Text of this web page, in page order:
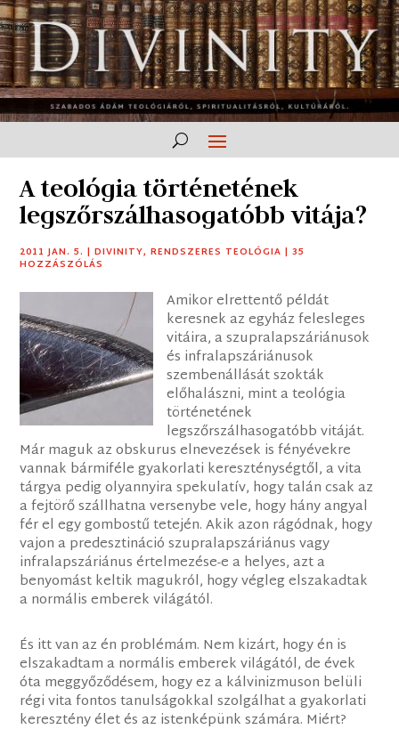
A teológia történetének
legszőrszálhasogatóbb vitája?
2011 JAN. 5. |DIVINITY,RENDSZERES TEOLÓGIA |35
HOZZÁSZÓLÁS
Amikor elrettentő példát
keresnek az egyház felesleges
vitáira, a szupralapszáriánusok
és infralapszáriánusok
szembenállását szokták
előhalászni, mint a teológia
történetének
legszőrszálhasogatóbb vitáját.
Már maguk az obskurus elnevezések is fényévekre
vannak bármiféle gyakorlati kereszténységtől, a vita
tárgya pedig olyannyira spekulatív, hogy talán csak az
a fejtörő szállhatna versenybe vele, hogy hány angyal
fér el egy gombostű tetején. Akik azon rágódnak, hogy
vajon a predesztináció szupralapszáriánus vagy
infralapszáriánus értelmezése-e a helyes, azt a
benyomást keltik magukról, hogy végleg elszakadtak
a normális emberek világától.
És itt van az én problémám. Nem kizárt, hogy én is
elszakadtam a normális emberek világától, de évek
óta meggyőződésem, hogy ez a kálvinizmuson belüli
régi vita fontos tanulságokkal szolgálhat a gyakorlati
keresztény élet és az istenképünk számára. Miért?